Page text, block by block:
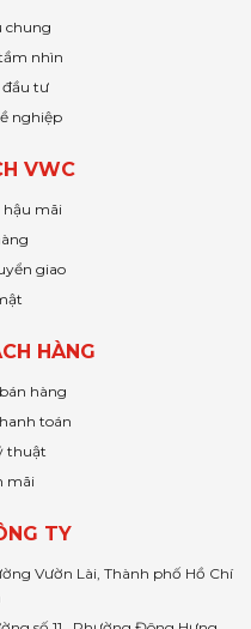
chung
nhìn
đầu tư
nghiệp
VWC
hậu mãi
giao
HÀNG
hàng
toán
thuật
mãi
TY
Vườn Lài, Thành phố Hồ Chí